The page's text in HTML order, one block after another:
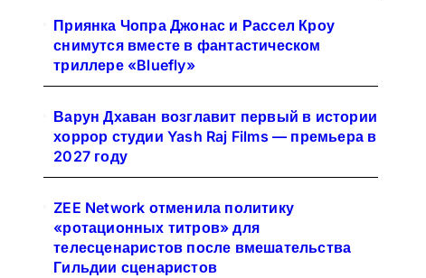
Приянка Чопра Джонас и Рассел Кроу
снимутся вместе в фантастическом
триллере «Bluefly»
Варун Дхаван возглавит первый в истории
хоррор студии Yash Raj Films — премьера в
2027 году
ZEE Network отменила политику
«ротационных титров» для
телесценаристов после вмешательства
Гильдии сценаристов